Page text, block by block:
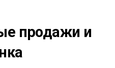
продажи и